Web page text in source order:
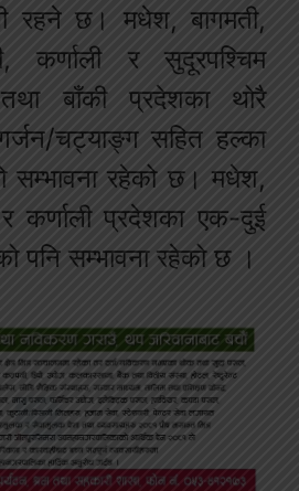
रहने छ। मधेश, बागमती,
कर्णाली र सुदूरपश्चिम
बाँकी प्रदेशका थोरै
चट्याङ्ग सहित हल्का
सम्भावना रहेको छ। मधेश,
कर्णाली प्रदेशका एक-दुई
पनि सम्भावना रहेको छ ।